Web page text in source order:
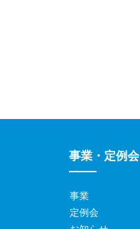
事業・定例会
事業
定例会